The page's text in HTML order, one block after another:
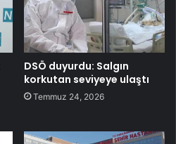
DSÖ duyurdu: Salgın
korkutan seviyeye ulaştı
Temmuz 24, 2026